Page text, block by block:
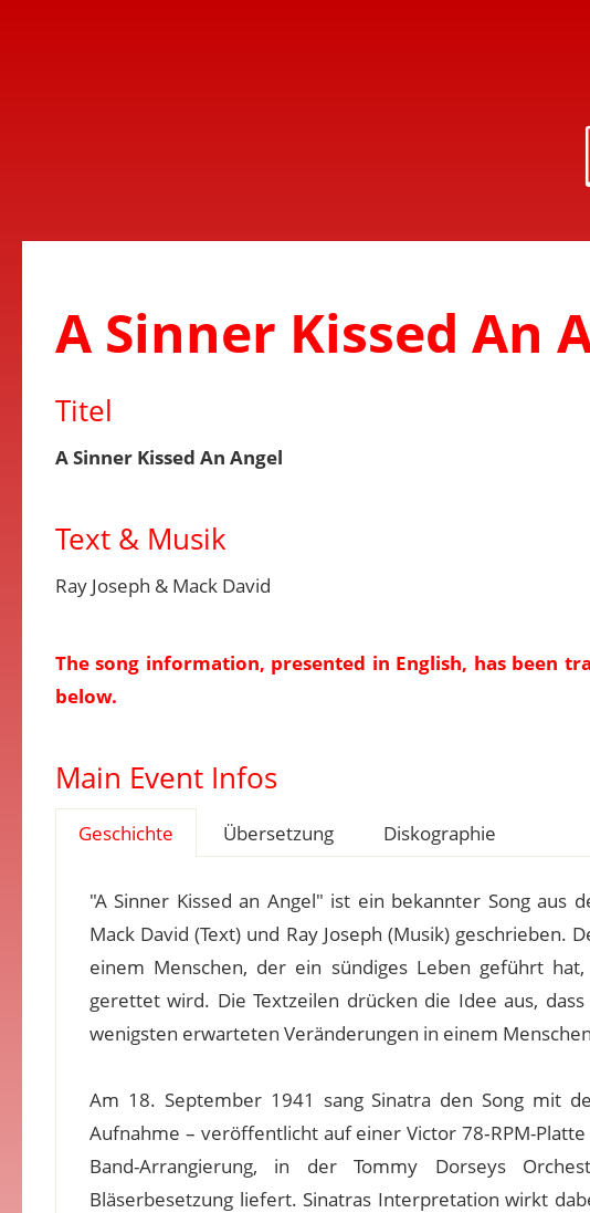
A Sinner Kissed An
Titel
A Sinner Kissed An Angel
Text & Musik
Ray Joseph & Mack David
The song information, presented in English, has been
below.
Main Event Infos
Geschichte Übersetzung Diskographie
"A Sinner Kissed an Angel" ist ein bekannter Song aus
Mack David (Text) und Ray Joseph (Musik)
einem Menschen, der ein sündiges Leben geführt
gerettet wird. Die Textzeilen drücken die Idee aus,
wenigsten erwarteten Veränderungen in einem
Am 18. September 1941 sang Sinatra den Song mit
Aufnahme – veröffentlicht auf einer Victor 78‑RPM-
Band-Arrangierung, in der Tommy Dorseys
Bläserbesetzung liefert. Sinatras Interpretation wirkt